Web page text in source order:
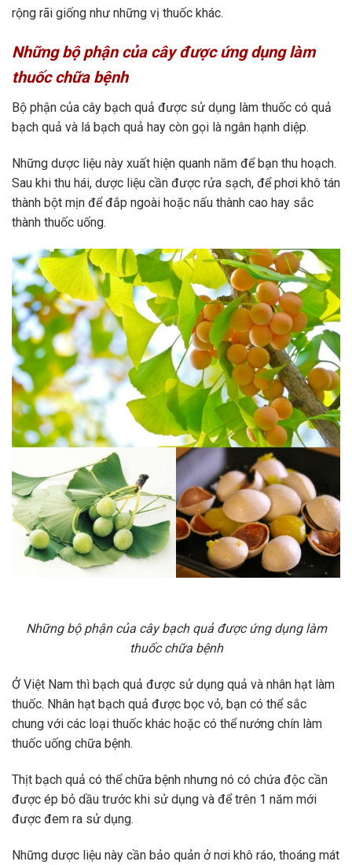
rộng rãi giống như những vị thuốc khác.
Những bộ phận của cây được ứng dụng làm
thuốc chữa bệnh
Bộ phận của cây bạch quả được sử dụng làm thuốc có quả
bạch quả và lá bạch quả hay còn gọi là ngân hạnh diệp.
Những dược liệu này xuất hiện quanh năm để bạn thu hoạch.
Sau khi thu hái, dược liệu cần được rửa sạch, để phơi khô tán
thành bột mịn để đắp ngoài hoặc nấu thành cao hay sắc
thành thuốc uống.
Những bộ phận của cây bạch quả được ứng dụng làm
thuốc chữa bệnh
Ở Việt Nam thì bạch quả được sử dụng quả và nhân hạt làm
thuốc. Nhân hạt bạch quả được bọc vỏ, bạn có thể sắc
chung với các loại thuốc khác hoặc có thể nướng chín làm
thuốc uống chữa bệnh.
Thịt bạch quả có thể chữa bệnh nhưng nó có chứa độc cần
được ép bỏ dầu trước khi sử dụng và để trên 1 năm mới
được đem ra sử dụng.
Những dược liệu này cần bảo quản ở nơi khô ráo, thoáng mát